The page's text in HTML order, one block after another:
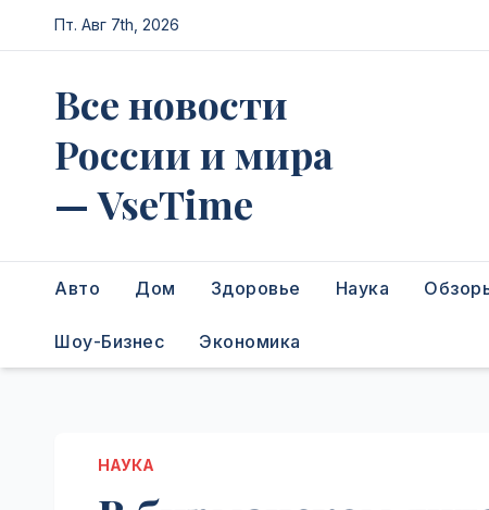
Перейти
к
Пт. Авг 7th, 2026
Все новости
России и мира
— VseTime
Авто Дом Здоровье Наука
Шоу-Бизнес Экономика
НАУКА